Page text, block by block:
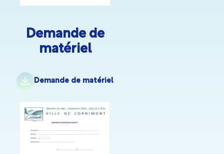
Demande de
matériel
Demande de matériel